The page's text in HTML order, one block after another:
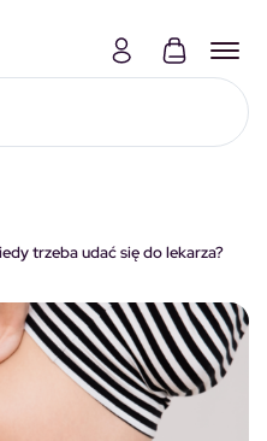
trzeba udać się do lekarza?